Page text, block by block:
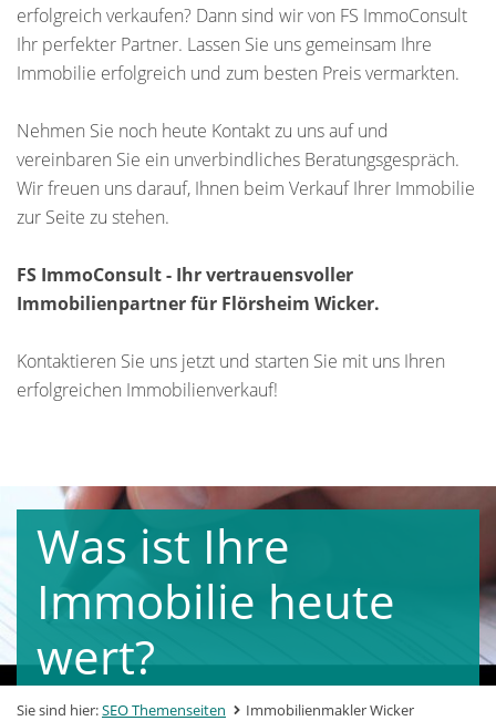
erfolgreich verkaufen? Dann sind wir von FS ImmoConsult
Ihr perfekter Partner. Lassen Sie uns gemeinsam Ihre
Immobilie erfolgreich und zum besten Preis vermarkten.
Nehmen Sie noch heute Kontakt zu uns auf und
vereinbaren Sie ein unverbindliches Beratungsgespräch.
Wir freuen uns darauf, Ihnen beim Verkauf Ihrer Immobilie
zur Seite zu stehen.
FS ImmoConsult - Ihr vertrauensvoller
Immobilienpartner für Flörsheim Wicker.
Kontaktieren Sie uns jetzt und starten Sie mit uns Ihren
erfolgreichen Immobilienverkauf!
Was ist Ihre
Immobilie heute
wert?
Sie sind hier:SEO Themenseiten Immobilienmakler Wicker